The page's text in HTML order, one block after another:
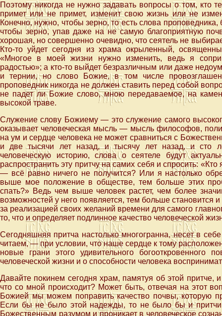
Поэтому никогда не нужно задавать вопросы о том, кто
примет или не примет, изменит свою жизнь или не
Конечно, нужно, чтобы зерно, то есть слова
чтобы зерно, упав даже на не самую благоприятную
хорошая, но совершенно очевидно, что сеятель не
Кто-то уйдет сегодня из храма окрыленный,
«Многое в моей жизни нужно изменить, ведь я
радостью»; а кто-то выйдет безразличным или даже
и тернии, но слово Божие, в том числе
проповедник никогда не должен ставить перед собой
не падет ли Божие слово, мною передаваемое, на
высокой траве.
Служение слову Божиему — это служение самого
оказывает человеческая мысль — мысль философов,
на ум и сердце человека не может сравниться с
и две тысячи лет назад, и тысячу лет назад, и сто
человеческую историю, слова о сеятеле будут
распространить эту притчу на самих себя и спросить:
— всё равно ничего не получится? Или я настолько
выше мое положение в обществе, тем больше этих
спать?» Ведь чем выше человек растет, чем более
возможностей у него появляется, тем больше становится
за реализацией своих желаний времени для самого
то, что и определяет подлинное качество человеческой
Сегодняшняя притча настолько многогранна, несет в
читаем, — при условии, что наше сердце к тому
новые грани этого удивительного богооткровенного
человеческой жизни и о способности человека
Давайте покинем сегодня храм, памятуя об этой притче,
что со мной происходит? Может быть, отвечая на этот
Божией мы можем поправить качество почвы, которую
Если бы не было этой надежды, то не было бы и притчи,
Божественным разумом и проникает в человеческое